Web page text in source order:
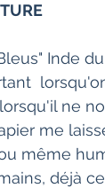
ne
me
même
déjà